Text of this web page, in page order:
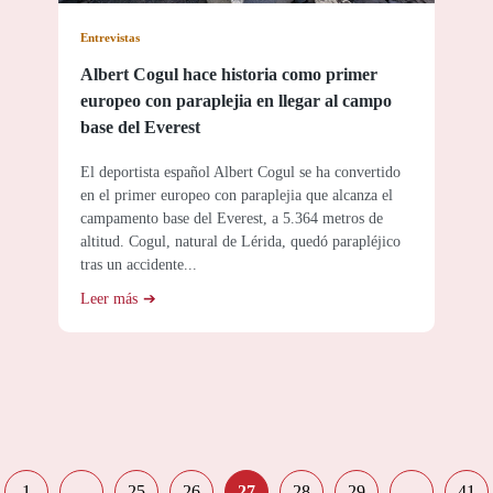
Entrevistas
Albert Cogul hace historia como primer
europeo con paraplejia en llegar al campo
base del Everest
El deportista español Albert Cogul se ha convertido
en el primer europeo con paraplejia que alcanza el
campamento base del Everest, a 5.364 metros de
altitud. Cogul, natural de Lérida, quedó parapléjico
tras un accidente...
Leer más
Paginación
en